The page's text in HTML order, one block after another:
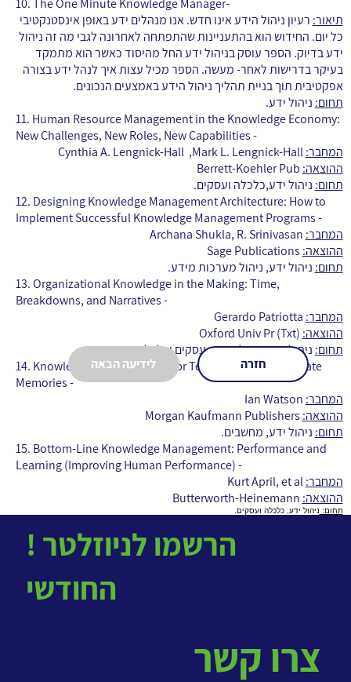
תיאור: רעיון ניהול הידע אינו חדש. אנו מנהלים ידע באופן אינסטנקטיבי
כל יום. החידוש הוא בהתעניינות שהתפתחה לאחרונה לגבי מה זה ניהול
ידע בדיוק. הספר עוסק בניהול ידע החל מהיסוד כאשר הוא מתמקד
בעיקר בדרישות לאחר- מעשה. הספר מכיל עצות איך לנהל ידע בצורה
אפקטיבית תוך בניית תהליך ניהול הידע באמצעים הנכונים.
תחום: ניהול ידע.
11. Human Resource Management in the Knowledge Economy:
New Challenges, New Roles, New Capabilities-
המחבר:Cynthia A. Lengnick-Hall ,Mark L. Lengnick-Hall
ההוצאה:
תחום: ניהול ידע,כלכלה ועסקים.
12. Designing Knowledge Management Architecture: How to
Implement Successful Knowledge Management Programs-
המחבר:
ההוצאה:
תחום: ניהול ידע, ניהול מערכות מידע.
13.Organizational Knowledge in the Making: Time,
Breakdowns, and Narratives -
המחבר:
ההוצאה:
תחום: ניהול ידע, ניהול מידע, עסקים וכלכלה.
14. Knowledge Management: Cbr Techniques for Corporate
Memories-
המחבר:
ההוצאה:
תחום: ניהול ידע, מחשבים.
15. Bottom-Line Knowledge Management: Performance and
Learning (Improving Human Performance)-
המחבר:Kurt April, et al
ההוצאה:
תחום:ניהול ידע, כלכלה ועסקים.
חזרה לידיעה הבאה
צרו קשר
! הרשמו לניוזלטר